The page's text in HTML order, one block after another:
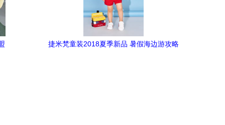
捷米梵童装2018夏季新品 暑假海边游攻略